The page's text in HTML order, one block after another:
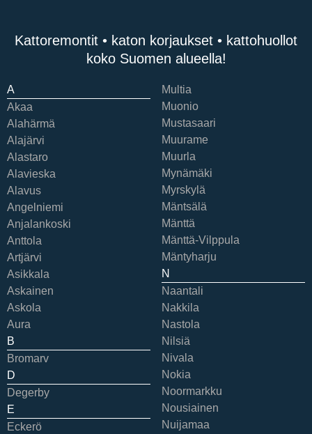
Kattoremontit • katon korjaukset • kattohuollot
koko Suomen alueella!
A
Akaa
Alahärmä
Alajärvi
Alastaro
Alavieska
Alavus
Angelniemi
Anjalankoski
Anttola
Artjärvi
Asikkala
Askainen
Askola
Aura
B
Bromarv
D
Degerby
E
Eckerö
Multia
Muonio
Mustasaari
Muurame
Muurla
Mynämäki
Myrskylä
Mäntsälä
Mänttä
Mänttä-Vilppula
Mäntyharju
N
Naantali
Nakkila
Nastola
Nilsiä
Nivala
Nokia
Noormarkku
Nousiainen
Nuijamaa